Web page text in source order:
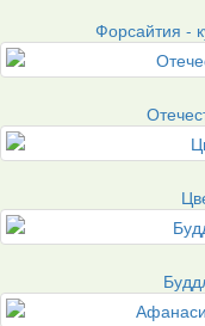
Форсайтия -